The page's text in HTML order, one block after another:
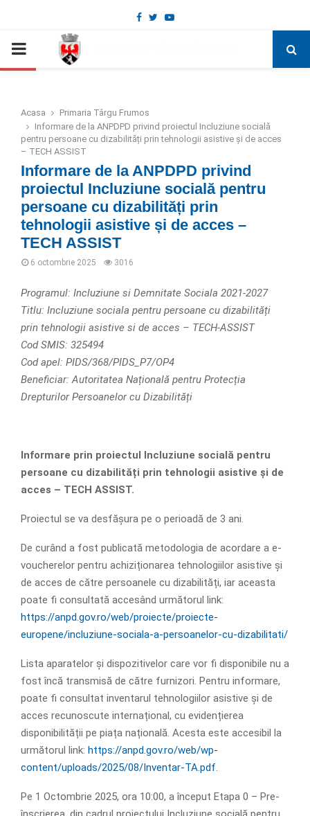
Deschide bara de unelte
Facebook
TwitterYoutube
PRIMARY
Acasa
Primaria Târgu Frumos
Informare de la ANPDPD privind proiectul Incluziune socială
pentru persoane cu dizabilități prin tehnologii asistive și de acces
– TECH ASSIST
Informare de la ANPDPD privind
proiectul Incluziune socială pentru
persoane cu dizabilități prin
tehnologii asistive și de acces –
TECH ASSIST
6 octombrie 2025 3016
Programul: Incluziune si Demnitate Sociala 2021-2027
Titlu: Incluziune sociala pentru persoane cu dizabilități
prin tehnologii asistive si de acces – TECH-ASSIST
Cod SMIS: 325494
Cod apel: PIDS/368/PIDS_P7/OP4
Beneﬁciar: Autoritatea Națională pentru Protecția
Drepturilor Persoanelor cu Dizabilități
Informare prin proiectul Incluziune socială pentru
persoane cu dizabilități prin tehnologii asistive și de
acces – TECH ASSIST.
Proiectul se va desfășura pe o perioadă de 3 ani.
De curând a fost publicată metodologia de acordare a e-
voucherelor pentru achiziționarea tehnologiilor asistive și
de acces de către persoanele cu dizabilități, iar aceasta
poate ﬁ consultată accesând următorul link:
https://anpd.gov.ro/web/proiecte/proiecte-
europene/incluziune-sociala-a-persoanelor-cu-dizabilitati/
Lista aparatelor și dispozitivelor care vor ﬁ disponibile nu a
fost încă transmisă de către furnizori. Pentru informare,
poate ﬁ consultat inventarul tehnologiilor asistive și de
acces recunoscute internațional, cu evidențierea
disponibilității pe piața națională. Acesta este accesibil la
următorul link: https://anpd.gov.ro/web/wp-
content/uploads/2025/08/Inventar-TA.pdf
Pe 1 Octombrie 2025, ora 10:00, a început Etapa 0 – Pre-